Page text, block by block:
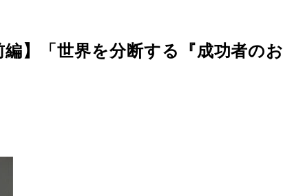
】「世界を分断する『成功者のお